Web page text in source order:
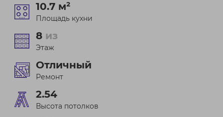
10.7 м²
Площадь кухни
8 из
Этаж
Отличный
Ремонт
2.54
Высота потолков